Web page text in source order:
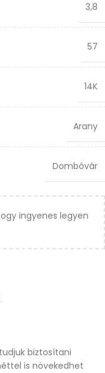
3,8
57
14K
Arany
Dombóvár
ingyenes legyen
biztosítani
is növekedhet